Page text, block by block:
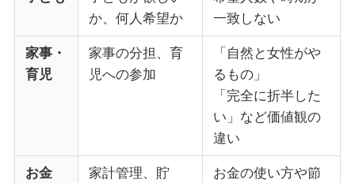
か、何人希望か
一致しない
家事・
育児
家事の分担、育
児への参加
「自然と女性がや
るもの」
「完全に折半した
い」など価値観の
違い
お金
家計管理、貯
お金の使い方や節